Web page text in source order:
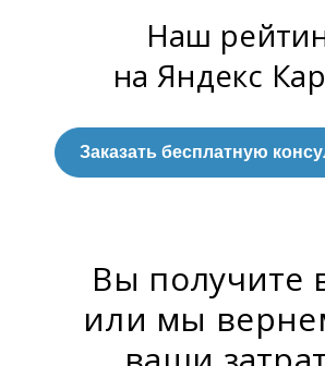
Наш
на Яндекс
Заказать бесплатную
Вы получите
или мы